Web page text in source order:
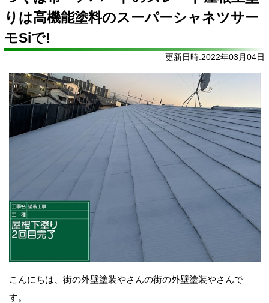
りは高機能塗料のスーパーシャネツサー
モSiで!
更新日時:2022年03月04日
こんにちは、街の外壁塗装やさんの街の外壁塗装やさんで
す。